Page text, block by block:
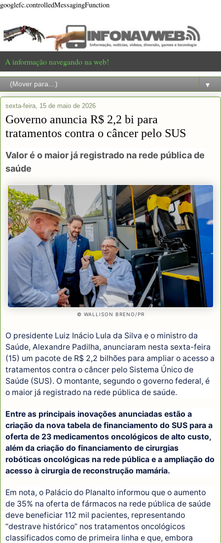
googlefc.controlledMessagingFunction
A informação navegando na web!
▼
sexta-feira, 15 de maio de 2026
Governo anuncia R$ 2,2 bi para
tratamentos contra o câncer pelo SUS
Valor é o maior já registrado na rede pública de
saúde
© WALLISON BRENO/PR
O presidente Luiz Inácio Lula da Silva e o ministro da
Saúde, Alexandre Padilha, anunciaram nesta sexta-feira
(15) um pacote de R$ 2,2 bilhões para ampliar o acesso a
tratamentos contra o câncer pelo Sistema Único de
Saúde (SUS). O montante, segundo o governo federal, é
o maior já registrado na rede pública de saúde.
Entre as principais inovações anunciadas estão a
criação da nova tabela de financiamento do SUS para a
oferta de 23 medicamentos oncológicos de alto custo,
além da criação do financiamento de cirurgias
robóticas oncológicas na rede pública e a ampliação do
acesso à cirurgia de reconstrução mamária.
Em nota, o Palácio do Planalto informou que o aumento
de 35% na oferta de fármacos na rede pública de saúde
deve beneficiar 112 mil pacientes, representando
“destrave histórico” nos tratamentos oncológicos
classificados como de primeira linha e que, embora